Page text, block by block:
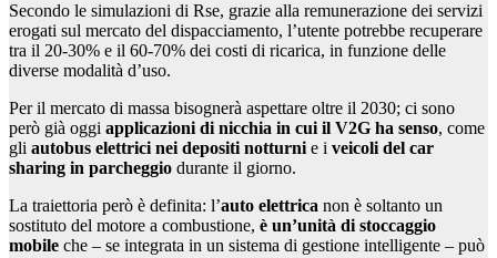
Secondo le simulazioni di Rse, grazie alla remunerazione dei servizi
erogati sul mercato del dispacciamento, l’utente potrebbe recuperare
tra il 20-30% e il 60-70% dei costi di ricarica, in funzione delle
diverse modalità d’uso.
Per il mercato di massa bisognerà aspettare oltre il 2030; ci sono
però già oggi applicazioni di nicchia in cui il V2G ha senso, come
gli autobus elettrici nei depositi notturnie i veicoli del car
sharing in parcheggio durante il giorno.
La traiettoria però è definita: l’auto elettrica non è soltanto un
sostituto del motore a combustione, è un’unità di stoccaggio
mobile che – se integrata in un sistema di gestione intelligente – può